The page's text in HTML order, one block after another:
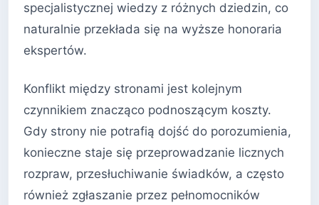
specjalistycznej wiedzy z różnych dziedzin, co
naturalnie przekłada się na wyższe honoraria
ekspertów.
Konflikt między stronami jest kolejnym
czynnikiem znacząco podnoszącym koszty.
Gdy strony nie potrafią dojść do porozumienia,
konieczne staje się przeprowadzanie licznych
rozpraw, przesłuchiwanie świadków, a często
również zgłaszanie przez pełnomocników